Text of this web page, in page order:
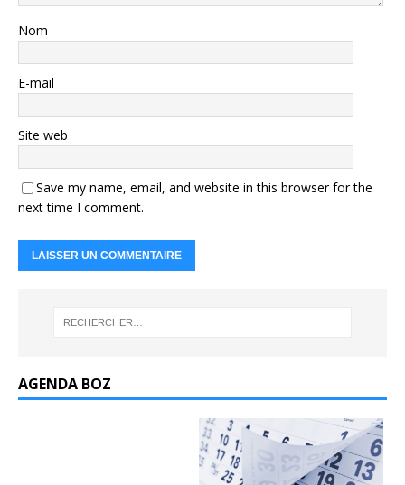
Nom
E-mail
Site web
Save my name, email, and website in this browser for the
next time I comment.
AGENDA BOZ